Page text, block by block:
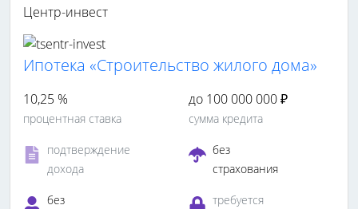
Центр-инвест
Ипотека «Строительство жилого дома»
10,25 %
процентная ставка
до 100 000 000 ₽
сумма кредита
подтверждение
дохода
без
страхования
без
требуется